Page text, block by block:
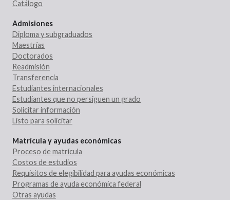
Catálogo
Admisiones
Diploma y subgraduados
Maestrías
Doctorados
Readmisión
Transferencia
Estudiantes internacionales
Estudiantes que no persiguen un grado
Solicitar información
Listo para solicitar
Matrícula y ayudas económicas
Proceso de matrícula
Costos de estudios
Requisitos de elegibilidad para ayudas económicas
Programas de ayuda económica federal
Otras ayudas